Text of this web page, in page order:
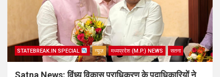
STATEBREAK.IN SPECIAL न्यूज़ मध्यप्रदेश (M.P.) NEWS सतना
Satna News: विंध्य विकास प्राधिकरण के पदाधिकारियों ने